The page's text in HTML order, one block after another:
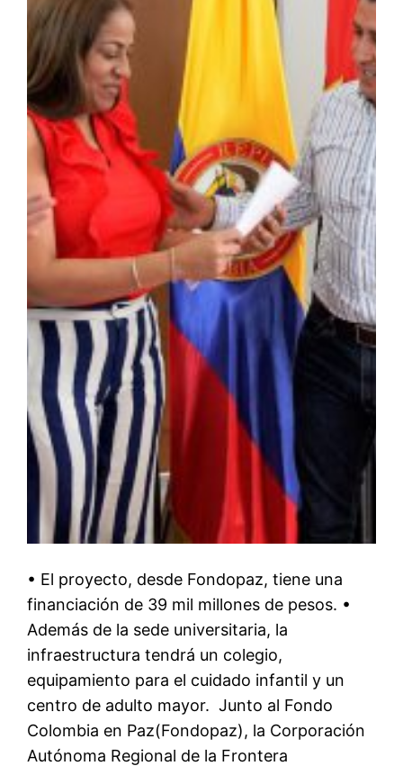
• El proyecto, desde Fondopaz, tiene una
financiación de 39 mil millones de pesos. •
Además de la sede universitaria, la
infraestructura tendrá un colegio,
equipamiento para el cuidado infantil y un
centro de adulto mayor. Junto al Fondo
Colombia en Paz(Fondopaz), la Corporación
Autónoma Regional de la Frontera